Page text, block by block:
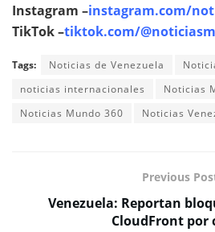
Instagram –instagram.com/
TikTok –tiktok.com/
Tags: Noticias de Venezuela
noticias internacionales
Noticias
Noticias Mundo 360
Noticias
Previous
Venezuela: Reportan
CloudFront por